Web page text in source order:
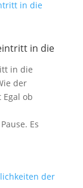
in die
in die
der
ob
Es